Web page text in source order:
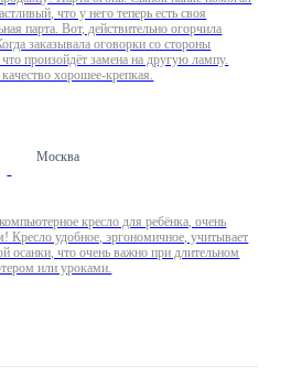
что у него теперь есть своя
парта. Вот, действительно огорчила
заказывала оговорки со стороны
произойдёт замена на другую лампу.
хорошее-крепкая.
Москва
кресло для ребёнка, очень
Кресло удобное, эргономичное, учитывает
осанки, что очень важно при длительном
или уроками.